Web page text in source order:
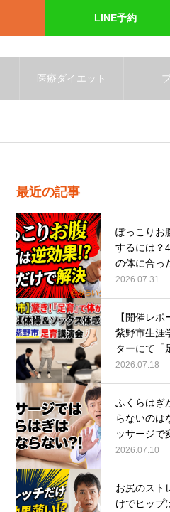
LINE予約
医療ダイエット
最近の記事
ぽっこりお
するには？
の体に合っ
ーチ
2026.07.31
【開催レ
紫野市生涯
ターにて「
演会に登壇
2026.07.18
ふくらはぎ
らないのは
ッサージで
い根本原因
2026.07.10
お尻のスト
けでヒップ